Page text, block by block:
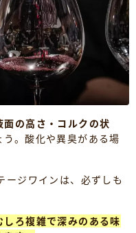
面の高さ・コルクの状
う。酸化や異臭がある場
ージワインは、必ずしも
ろ複雑で深みのある味